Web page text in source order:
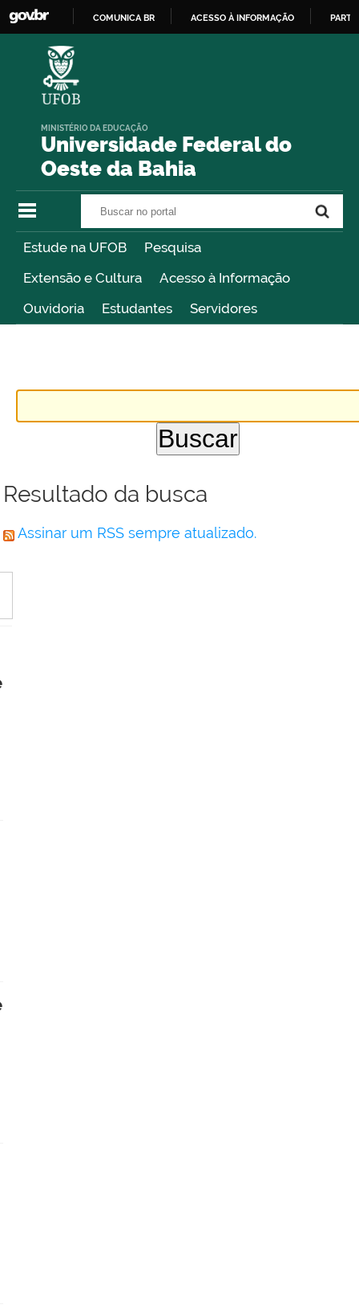
COMUNICA BR ACESSO À INFORMAÇÃO
Universidade Federal do
Oeste da Bahia
MINISTÉRIO DA EDUCAÇÃO
Estude na UFOB
Pesquisa
Extensão e Cultura
Acesso à Informação
Ouvidoria
Estudantes Servidores
Resultado da busca
Assinar um RSS sempre atualizado.